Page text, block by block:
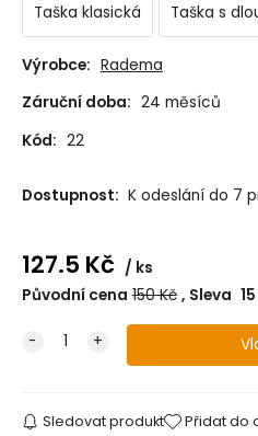
Taška klasická
Taška s
Výrobce: Radema
Záruční doba: 24 měsíců
Kód: 22
Dostupnost: K odeslání do 7
127.5 Kč
ks
Původní cena 150Kč Sleva 15
Sledovat produkt Přidat do